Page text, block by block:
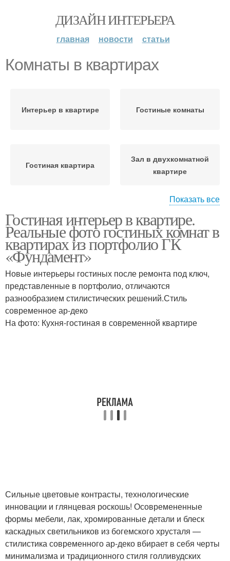
ДИЗАЙН ИНТЕРЬЕРА
главная новости статьи
Комнаты в квартирах
Интерьер в квартире Гостиные комнаты
Гостиная квартира
Зал в двухкомнатной
квартире
Зал в квартире
Показать все
Гостиная интерьер в квартире.
Реальные фото гостиных комнат в
квартирах из портфолио ГК
«Фундамент»
Новые интерьеры гостиных после ремонта под ключ,
представленные в портфолио, отличаются
разнообразием стилистических решений.Стиль
современное ар-деко
На фото: Кухня-гостиная в современной квартире
Сильные цветовые контрасты, технологические
инновации и глянцевая роскошь! Осовремененные
формы мебели, лак, хромированные детали и блеск
каскадных светильников из богемского хрусталя —
стилистика современного ар-деко вбирает в себя черты
минимализма и традиционного стиля голливудских